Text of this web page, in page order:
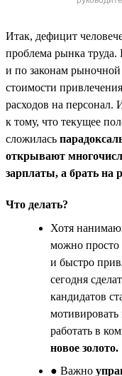
Итак, дефицит
проблема рынка труда.
и по законам
стоимости
расходов на персонал.
к тому, что текущее
сложилась
открывают
зарплаты, а брать на
Что делать?
Хотя
можно просто
и быстро
сегодня
кандидатов
работать в
новое золото.
● Важно